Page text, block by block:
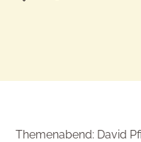
Themenabend: David